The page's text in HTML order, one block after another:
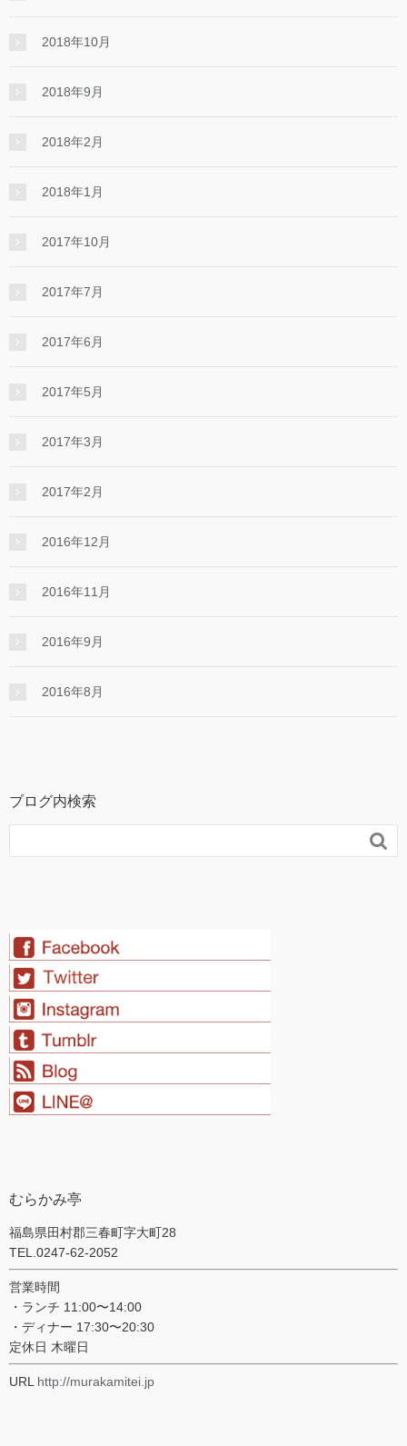
2018年10月
2018年9月
2018年2月
2018年1月
2017年10月
2017年7月
2017年6月
2017年5月
2017年3月
2017年2月
2016年12月
2016年11月
2016年9月
2016年8月
ブログ内検索

むらかみ亭
福島県田村郡三春町字大町28
TEL.0247-62-2052
営業時間
・ランチ 11:00〜14:00
・ディナー 17:30〜20:30
定休日 木曜日
URL http://murakamitei.jp